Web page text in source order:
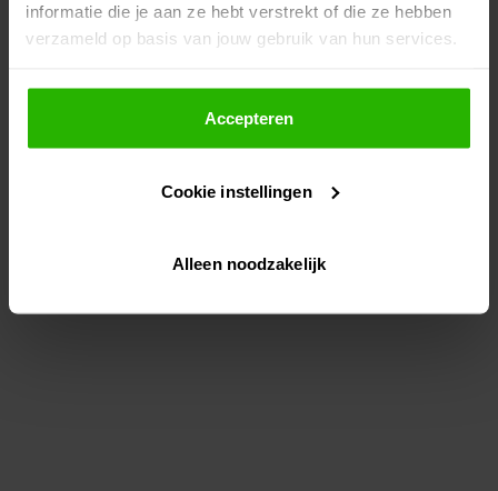
informatie die je aan ze hebt verstrekt of die ze hebben
verzameld op basis van jouw gebruik van hun services.
Als je op "Accepteer" klikt, dan geef je Voordeeluitjes.nl
toestemming om cookies voor social media en
gepersonaliseerde advertenties te plaatsen.
Lees hier meer over in onsprivacybeleid
Via "Cookie instellingen" kun je ook zelf instellen welke
Accepteren
Cookie instellingen
Alleen noodzakelijk
information).